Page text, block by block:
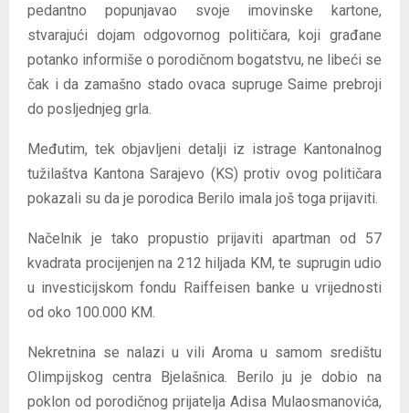
pedantno popunjavao svoje imovinske kartone,
stvarajući dojam odgovornog političara, koji građane
potanko informiše o porodičnom bogatstvu, ne libeći se
čak i da zamašno stado ovaca supruge Saime prebroji
do posljednjeg grla.
Međutim, tek objavljeni detalji iz istrage Kantonalnog
tužilaštva Kantona Sarajevo (KS) protiv ovog političara
pokazali su da je porodica Berilo imala još toga prijaviti.
Načelnik je tako propustio prijaviti apartman od 57
kvadrata procijenjen na 212 hiljada KM, te suprugin udio
u investicijskom fondu Raiffeisen banke u vrijednosti
od oko 100.000 KM.
Nekretnina se nalazi u vili Aroma u samom središtu
Olimpijskog centra Bjelašnica. Berilo ju je dobio na
poklon od porodičnog prijatelja Adisa Mulaosmanovića,